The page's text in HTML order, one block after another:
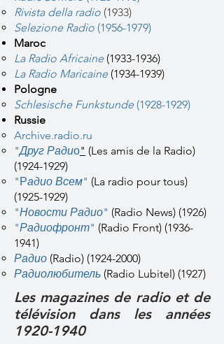
Rivista della radio (1933)
Selezione Radio (1956-1979)
Maroc
La Radio Africaine (1933-1936)
La Radio Maricaine (1934-1939)
Pologne
Schlesische Funkstunde (1928-1929)
Russie
Archive.radio.ru
"Друг Радио" (Les amis de la Radio)​
(1924-1929)
"Радио Всем" (La radio pour tous)
(1925-1929)
"Новости Радио" (Radio News) (1926)
"Радиофронт" (Radio Front) (1936-
1941)
Радио (Radio) (1924-2000)
Радиолюбитель (Radio Lubitel) (1927)
Les magazines de radio et de
télévision dans les années
1920-1940